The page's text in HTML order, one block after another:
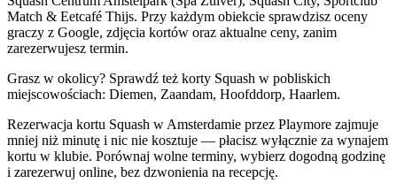
Match & Eetcafé Thijs. Przy każdym obiekcie sprawdzisz oceny
graczy z Google, zdjęcia kortów oraz aktualne ceny, zanim
zarezerwujesz termin.
Grasz w okolicy? Sprawdź też korty Squash w pobliskich
miejscowościach: Diemen, Zaandam, Hoofddorp, Haarlem.
Rezerwacja kortu Squash w Amsterdamie przez Playmore zajmuje
mniej niż minutę i nic nie kosztuje — płacisz wyłącznie za wynajem
kortu w klubie. Porównaj wolne terminy, wybierz dogodną godzinę
i zarezerwuj online, bez dzwonienia na recepcję.